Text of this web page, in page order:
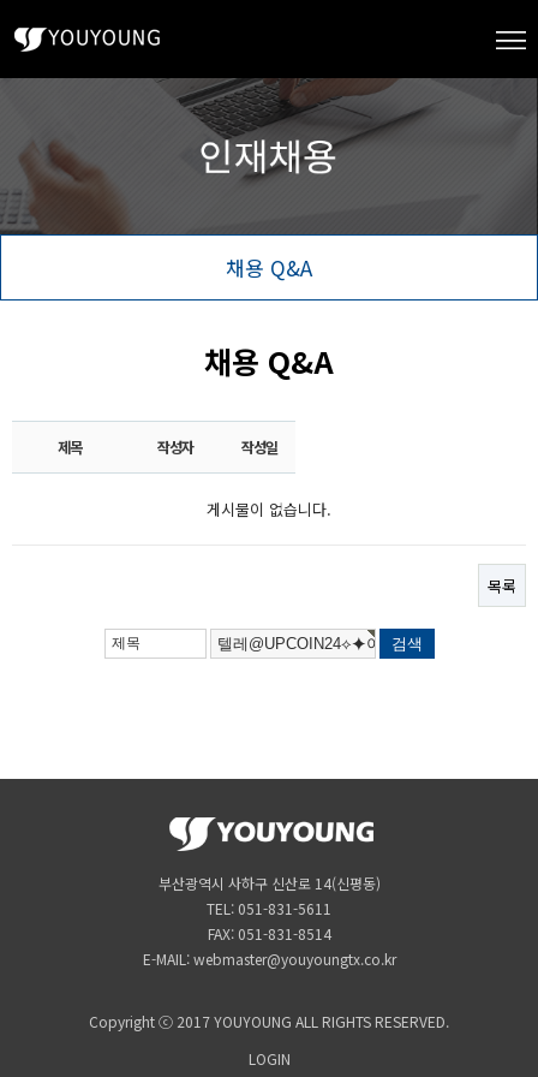
채용 Q&A
채용 Q&A
제목 작성자 작성일
게시물이 없습니다.
목록
부산광역시 사하구 신산로 14(신평동)
TEL: 051-831-5611
FAX: 051-831-8514
E-MAIL: webmaster@youyoungtx.co.kr
Copyright ⓒ 2017 YOUYOUNG ALL RIGHTS RESERVED.
LOGIN